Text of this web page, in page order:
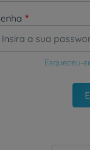
Esqueceu-